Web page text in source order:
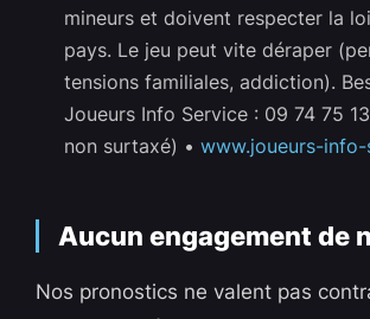
mineurs et doivent respecter la
pays. Le jeu peut vite déraper
tensions familiales, addiction).
Joueurs Info Service : 09 74 75
non surtaxé) •www.joueurs-
Aucun engagement de
Nos pronostics ne valent pas